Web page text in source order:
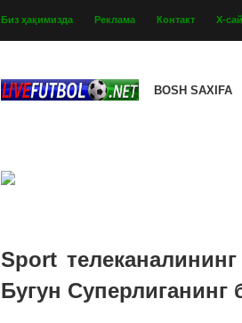
Биз ҳақимизда Реклама Контакт Х-
BOSH SAXIFA
Sport
Бугун